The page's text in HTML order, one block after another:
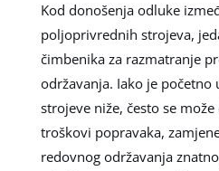
Kod donošenja odluke
poljoprivrednih strojeva,
čimbenika za razmatranje
održavanja. Iako je početno
strojeve niže, često se
troškovi popravaka,
redovnog održavanja